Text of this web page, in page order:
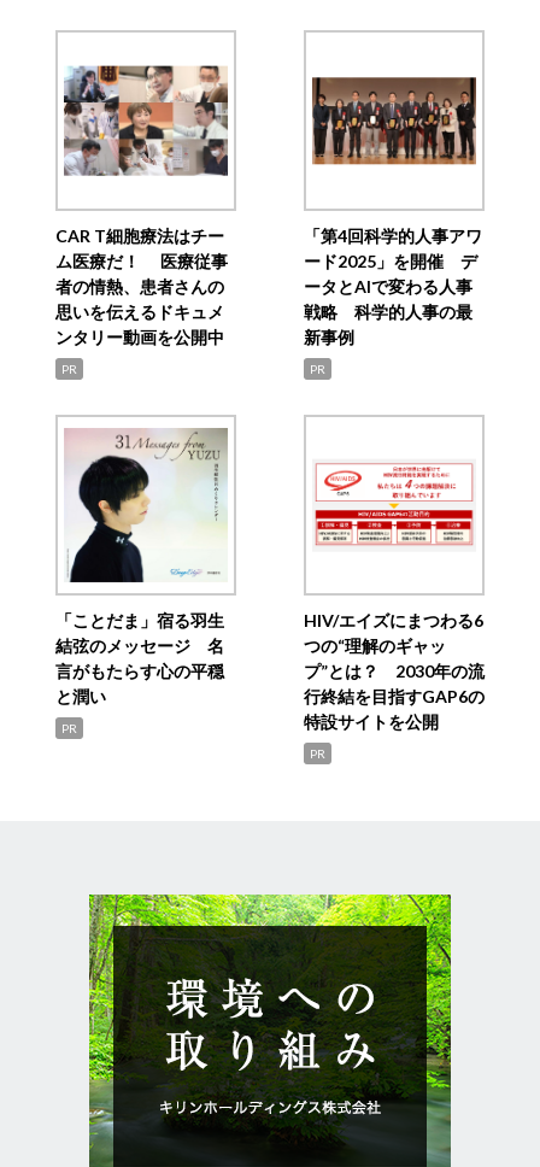
CAR T細胞療法はチー
ム医療だ！ 医療従事
者の情熱、患者さんの
思いを伝えるドキュメ
ンタリー動画を公開中
PR
「第4回科学的人事アワ
ード2025」を開催 デ
ータとAIで変わる人事
戦略 科学的人事の最
新事例
PR
「ことだま」宿る羽生
結弦のメッセージ 名
言がもたらす心の平穏
と潤い
PR
HIV/エイズにまつわる6
つの“理解のギャッ
プ”とは？ 2030年の流
行終結を目指すGAP6の
特設サイトを公開
PR